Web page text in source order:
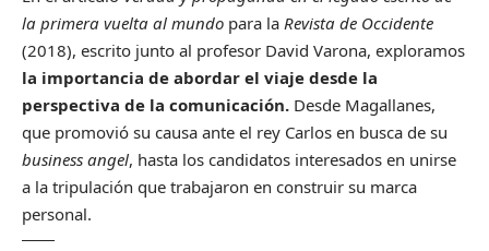
la primera vuelta al mundo para la Revista de Occidente
(2018), escrito junto al profesor David Varona, exploramos
la importancia de abordar el viaje desde la
perspectiva de la comunicación. Desde Magallanes,
que promovió su causa ante el rey Carlos en busca de su
business angel, hasta los candidatos interesados en unirse
a la tripulación que trabajaron en construir su marca
personal.